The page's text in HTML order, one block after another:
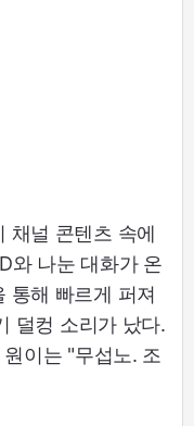
채널 콘텐츠 속에
와 나눈 대화가 온
통해 빠르게 퍼져
덜컹 소리가 났다.
이는 "무섭노. 조